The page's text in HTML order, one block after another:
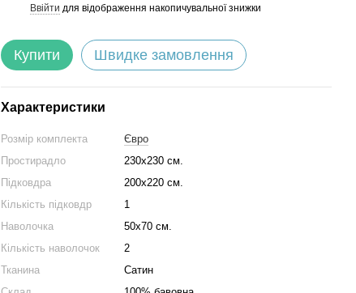
Ввійти для відображення накопичувальної знижки
Купити Швидке замовлення
Характеристики
Розмір комплекта
Євро
Простирадло
230х230 см.
Підковдра
200х220 см.
Кількість підковдр
1
Наволочка
50х70 см.
Кількість наволочок
2
Тканина
Сатин